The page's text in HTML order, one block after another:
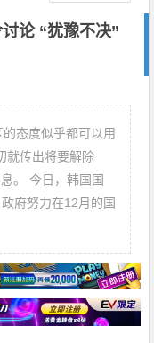
论 “犹豫不决”
态度似乎都可以用
就传出将要解除
。 今日，韩国国
府努力在12月的国